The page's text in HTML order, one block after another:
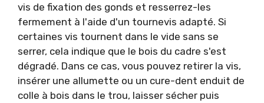
vis de fixation des gonds et resserrez-les
fermement à l'aide d'un tournevis adapté. Si
certaines vis tournent dans le vide sans se
serrer, cela indique que le bois du cadre s'est
dégradé. Dans ce cas, vous pouvez retirer la vis,
insérer une allumette ou un cure-dent enduit de
colle à bois dans le trou, laisser sécher puis